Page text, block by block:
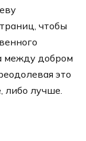
чтобы
между добром
это
либо лучше.